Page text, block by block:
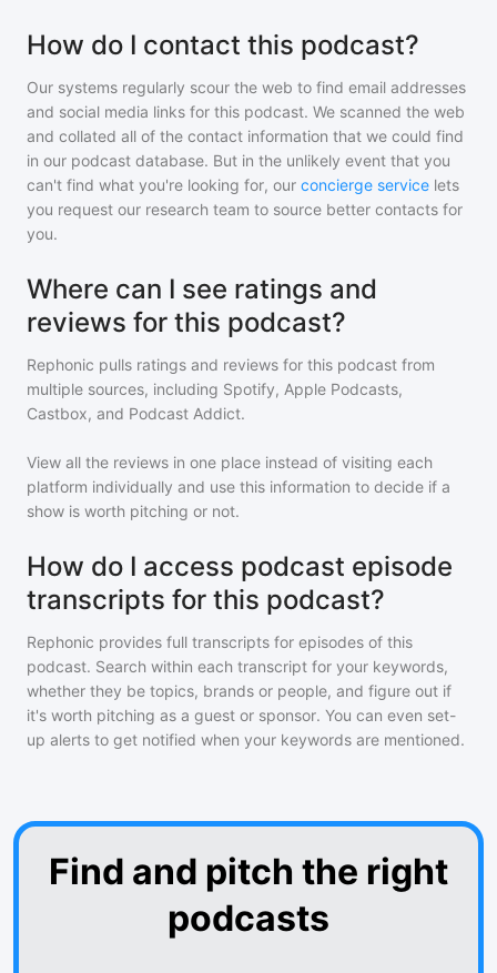
How do I contact this podcast?
Our systems regularly scour the web to find email addresses
and social media links for this podcast. We scanned the web
and collated all of the contact information that we could find
in our podcast database. But in the unlikely event that you
can't find what you're looking for, our concierge service lets
you request our research team to source better contacts for
you.
Where can I see ratings and
reviews for this podcast?
Rephonic pulls ratings and reviews for this podcast from
multiple sources, including Spotify, Apple Podcasts,
Castbox, and Podcast Addict.
View all the reviews in one place instead of visiting each
platform individually and use this information to decide if a
show is worth pitching or not.
How do I access podcast episode
transcripts for this podcast?
Rephonic provides full transcripts for episodes of this
podcast. Search within each transcript for your keywords,
whether they be topics, brands or people, and figure out if
it's worth pitching as a guest or sponsor. You can even set-
up alerts to get notified when your keywords are mentioned.
Find and pitch the right
podcasts